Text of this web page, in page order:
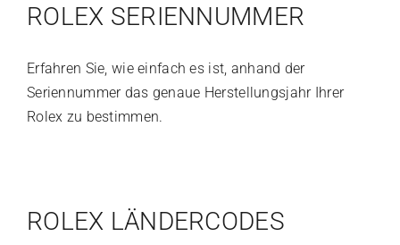
ROLEX SERIENNUMMER
Erfahren Sie, wie einfach es ist, anhand der
Seriennummer das genaue Herstellungsjahr Ihrer
Rolex zu bestimmen.
ROLEX LÄNDERCODES